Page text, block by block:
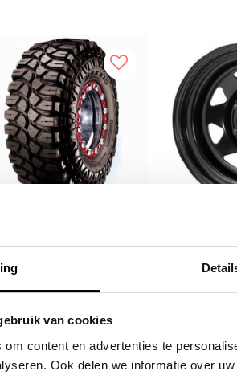
van cookies
om content en advertenties te
Ook delen we informatie over
€265,65
Excl. btw